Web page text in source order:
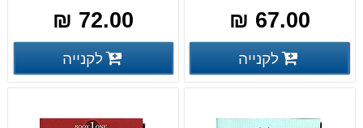
67.00 ₪
פרטים נוספים פרטים נוספים לקנייה
72.00 ₪
פרטים נוספים
לקנייה